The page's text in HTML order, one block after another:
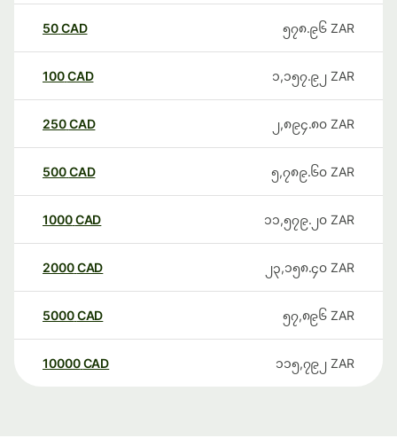
50CAD ၅၇၈.၉၆ ZAR
100CAD ၁,၁၅၇.၉၂ ZAR
250CAD ၂,၈၉၄.၈၀ ZAR
500CAD ၅,၇၈၉.၆၀ ZAR
1000CAD ၁၁,၅၇၉.၂၀ ZAR
2000CAD ၂၃,၁၅၈.၄၀ ZAR
5000CAD ၅၇,၈၉၆ ZAR
10000 CAD ၁၁၅,၇၉၂ ZAR